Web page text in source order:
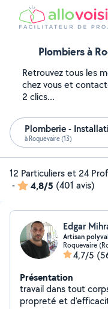
Plombiers à
Retrouvez tous les
chez vous et
2 clics...
Plomberie -
à Roquevaire (13)
12 Particuliers et 24
-
4,8/5 (401 avis)
Edgar
Artisan
Roquevaire
4,7/5
Présentation
travail dans tout
propreté et